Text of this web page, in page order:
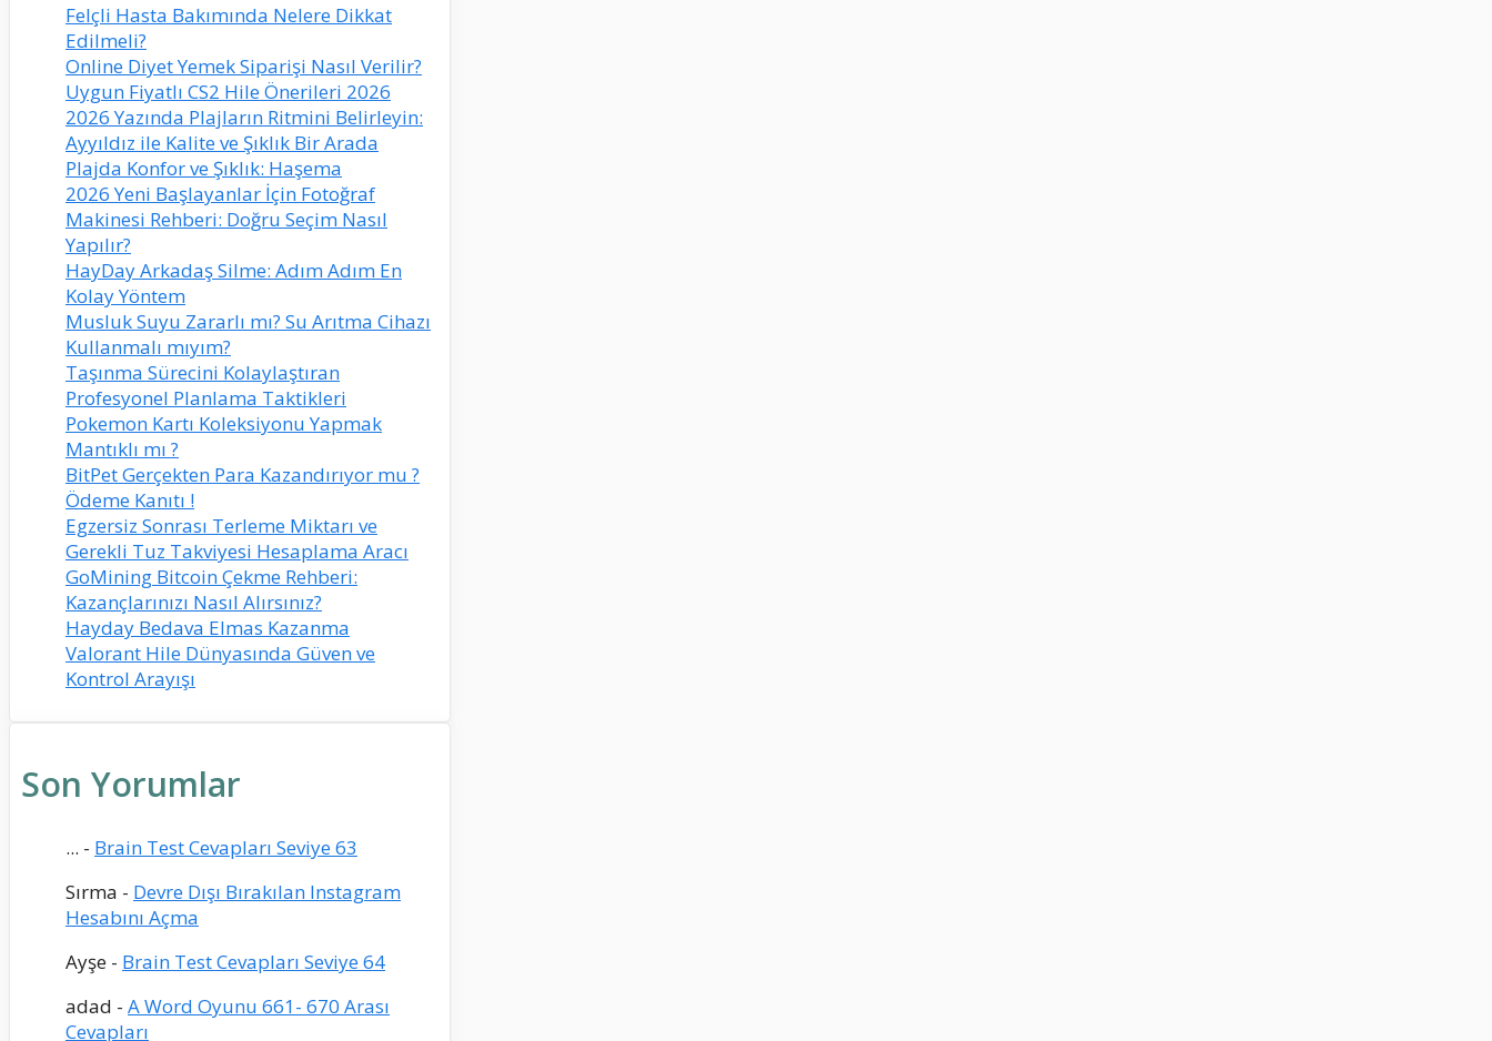
Felçli Hasta Bakımında Nelere Dikkat
Edilmeli?
Online Diyet Yemek Siparişi Nasıl Verilir?
Uygun Fiyatlı CS2 Hile Önerileri 2026
2026 Yazında Plajların Ritmini Belirleyin:
Ayyıldız ile Kalite ve Şıklık Bir Arada
Plajda Konfor ve Şıklık: Haşema
2026 Yeni Başlayanlar İçin Fotoğraf
Makinesi Rehberi: Doğru Seçim Nasıl
Yapılır?
HayDay Arkadaş Silme: Adım Adım En
Kolay Yöntem
Musluk Suyu Zararlı mı? Su Arıtma Cihazı
Kullanmalı mıyım?
Taşınma Sürecini Kolaylaştıran
Profesyonel Planlama Taktikleri
Pokemon Kartı Koleksiyonu Yapmak
Mantıklı mı ?
BitPet Gerçekten Para Kazandırıyor mu ?
Ödeme Kanıtı !
Egzersiz Sonrası Terleme Miktarı ve
Gerekli Tuz Takviyesi Hesaplama Aracı
GoMining Bitcoin Çekme Rehberi:
Kazançlarınızı Nasıl Alırsınız?
Hayday Bedava Elmas Kazanma
Valorant Hile Dünyasında Güven ve
Kontrol Arayışı
Son Yorumlar
... - Brain Test Cevapları Seviye 63
Sırma - Devre Dışı Bırakılan Instagram
Hesabını Açma
Ayşe - Brain Test Cevapları Seviye 64
adad - A Word Oyunu 661- 670 Arası
Cevapları